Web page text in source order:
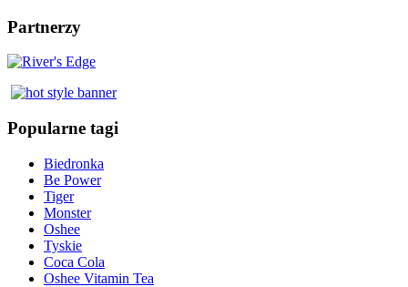
Partnerzy
Popularne tagi
Biedronka
Be Power
Tiger
Monster
Oshee
Tyskie
Coca Cola
Oshee Vitamin Tea